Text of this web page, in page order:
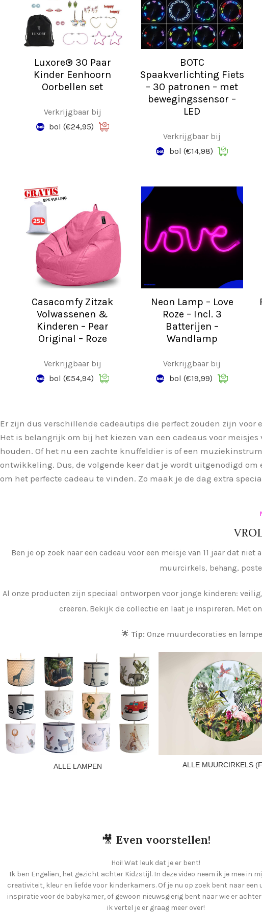
Luxore® 30 Paar
Kinder Eenhoorn
Oorbellen set
Verkrijgbaar bij
bol (€24,95)
BOTC
Spaakverlichting Fiets
– 30 patronen – met
bewegingssensor –
LED
Verkrijgbaar bij
bol (€14,98)
Casacomfy Zitzak
Volwassenen &
Kinderen – Pear
Original – Roze
Verkrijgbaar bij
bol (€54,94)
Neon Lamp – Love
Roze – Incl. 3
Batterijen –
Wandlamp
Verkrijgbaar bij
bol (€19,99)
Er zijn dus verschillende cadeautips die perfect zouden zijn voor
Het is belangrijk om bij het kiezen van een cadeaus voor
houden. Of het nu een zachte knuffeldier is of een
ontwikkeling. Dus, de volgende keer dat je wordt uitgenodigd
om het perfecte cadeau te vinden. Zo maak je de dag extra
Ben je op zoek naar een cadeau voor een meisje van 11 jaar dat
muurcirkels, behang,
Al onze producten zijn speciaal ontworpen voor jonge kinderen:
creëren. Bekijk de collectie en laat je inspireren. Met
🌟Tip: Onze muurdecoraties en
ALLE LAMPEN ALLE MUURCIRKELS
🎥 Even voorstellen!
Hoi! Wat leuk dat je er bent!
Ik ben Engelien, het gezicht achter Kidzstijl. In deze video neem ik je mee in
creativiteit, kleur en liefde voor kinderkamers. Of je nu op zoek bent naar een
inspiratie voor de babykamer, of gewoon nieuwsgierig bent naar wie er
ik vertel je er graag meer over!